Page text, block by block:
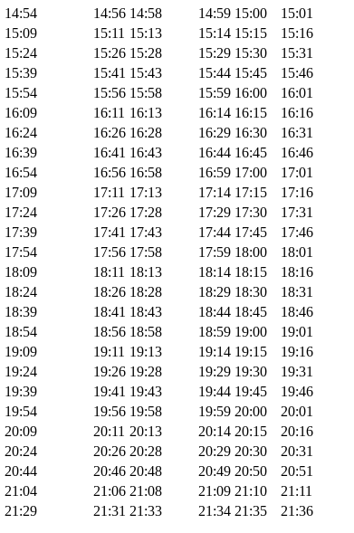
14:54 14:56 14:58 14:59 15:00
15:01
15:09 15:11 15:13 15:14 15:15
15:16
15:24 15:26 15:28 15:29 15:30
15:31
15:39 15:41 15:43 15:44 15:45
15:46
15:54 15:56 15:58 15:59 16:00
16:01
16:09 16:11 16:13 16:14 16:15
16:16
16:24 16:26 16:28 16:29 16:30
16:31
16:39 16:41 16:43 16:44 16:45
16:46
16:54 16:56 16:58 16:59 17:00
17:01
17:09 17:11 17:13 17:14 17:15
17:16
17:24 17:26 17:28 17:29 17:30
17:31
17:39 17:41 17:43 17:44 17:45
17:46
17:54 17:56 17:58 17:59 18:00
18:01
18:09 18:11 18:13 18:14 18:15
18:16
18:24 18:26 18:28 18:29 18:30
18:31
18:39 18:41 18:43 18:44 18:45
18:46
18:54 18:56 18:58 18:59 19:00
19:01
19:09 19:11 19:13 19:14 19:15
19:16
19:24 19:26 19:28 19:29 19:30
19:31
19:39 19:41 19:43 19:44 19:45
19:46
19:54 19:56 19:58 19:59 20:00
20:01
20:09 20:11 20:13 20:14 20:15
20:16
20:24 20:26 20:28 20:29 20:30
20:31
20:44 20:46 20:48 20:49 20:50
20:51
21:04 21:06 21:08 21:09 21:10
21:11
21:29 21:31 21:33 21:34 21:35
21:36